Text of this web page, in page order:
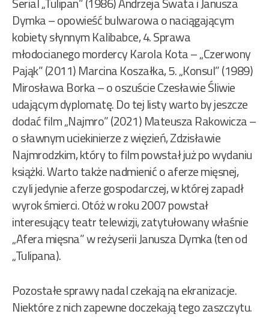
Dymka – opowieść bulwarowa o naciągającym
kobiety słynnym Kalibabce, 4. Sprawa
młodocianego mordercy Karola Kota – „Czerwony
Pająk” (2011) Marcina Koszałka, 5. „Konsul” (1989)
Mirosława Borka – o oszuście Czesławie Śliwie
udającym dyplomatę. Do tej listy warto by jeszcze
dodać film „Najmro” (2021) Mateusza Rakowicza –
o sławnym uciekinierze z więzień, Zdzisławie
Najmrodzkim, który to film powstał już po wydaniu
książki. Warto także nadmienić o aferze mięsnej,
czyli jedynie aferze gospodarczej, w której zapadł
wyrok śmierci. Otóż w roku 2007 powstał
interesujący teatr telewizji, zatytułowany właśnie
„Afera mięsna” w reżyserii Janusza Dymka (ten od
„Tulipana).
Pozostałe sprawy nadal czekają na ekranizacje.
Niektóre z nich zapewne doczekają tego zaszczytu.